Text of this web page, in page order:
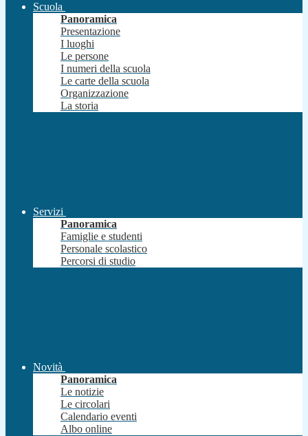
Scuola
Panoramica
Presentazione
I luoghi
Le persone
I numeri della scuola
Le carte della scuola
Organizzazione
La storia
Servizi
Panoramica
Famiglie e studenti
Personale scolastico
Percorsi di studio
Novità
Panoramica
Le notizie
Le circolari
Calendario eventi
Albo online